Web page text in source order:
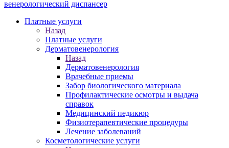
Платные услуги
Назад
Платные услуги
Дерматовенерология
Назад
Дерматовенерология
Врачебные приемы
Забор биологического материала
Профилактические осмотры и выдача
справок
Медицинский педикюр
Физиотерапевтические процедуры
Лечение заболеваний
Косметологические услуги